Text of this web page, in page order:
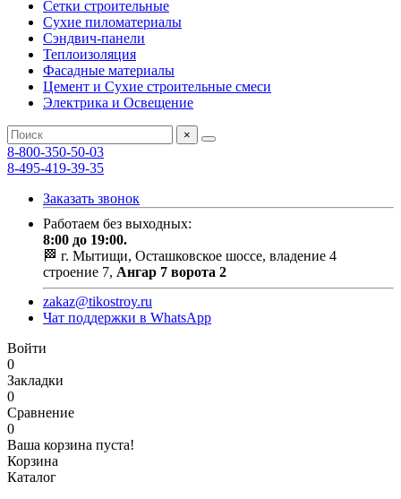
Сетки строительные
Сухие пиломатериалы
Сэндвич-панели
Теплоизоляция
Фасадные материалы
Цемент и Сухие строительные смеси
Электрика и Освещение
×
8-800-350-50-03
8-495-419-39-35
Заказать звонок
Работаем без выходных:
8:00 до 19:00.
🏁 г. Мытищи, Осташковское шоссе, владение 4
строение 7, Ангар 7 ворота 2
zakaz@tikostroy.ru
Чат поддержки в WhatsApp
Войти
0
Закладки
0
Сравнение
0
Ваша корзина пуста!
Корзина
Каталог